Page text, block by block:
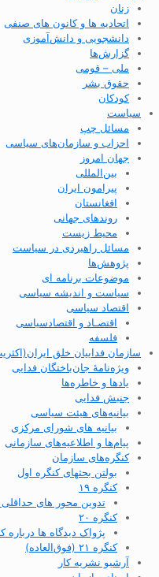
زنان
اتحادیه ها و کانون های صنفی
دانشجویی و دانش‌آموزی
گزارش‌ها
ملی – قومی
حقوق بشر
کودکان
سیاست
مسائل چپ
احزاب و سازمان‌های سیاسی
جهان امروز
بین‌المللی
پیرامون ایران
افغانستان
روندهای جهانی
محیط زیست
مسائل راهبردی در سیاست
پژوهش‌ها
موضوعات برنامه ای
سیاست و اندیشه سیاسی
اقتصاد سیاسی
اقتصـاد و اقتصاد‌سیاسی
فلسفه
سازمان فداییان خلق
ویژه‌نامهٔ جان‌باختگان فدایی
یادها و خاطره‌ها
جنبش فدایی
بیانیه‌های هیئت سیاسی
بیانیه های شورای مرکزی
پیام‌ها و اطلاعیه‌های سازمانی
کنگره‌های سازمان
بولتن بحثهای کنگره اول
کنگره ۱۹
تدوین محور های
کنگره ۲۰
پژواک دیدگاه ها درباره
کنگره ۲۱ (فوق‌العاده)
آرشیو نشریه کار